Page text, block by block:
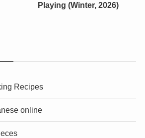
Playing (Winter, 2026)
Recipes
online